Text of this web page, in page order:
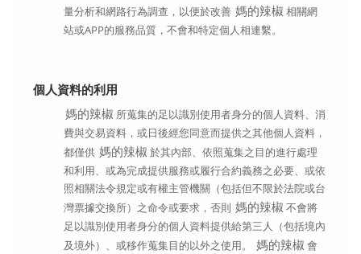
量分析和網路行為調查，以便於改善 媽的辣椒 相關網
站或APP的服務品質，不會和特定個人相連繫。
個人資料的利用
媽的辣椒 所蒐集的足以識別使用者身分的個人資料、消
費與交易資料，或日後經您同意而提供之其他個人資料，
都僅供 媽的辣椒 於其內部、依照蒐集之目的進行處理
和利用、或為完成提供服務或履行合約義務之必要、或依
照相關法令規定或有權主管機關（包括但不限於法院或台
灣票據交換所）之命令或要求，否則 媽的辣椒 不會將
足以識別使用者身分的個人資料提供給第三人（包括境內
及境外）、或移作蒐集目的以外之使用。
媽的辣椒 會